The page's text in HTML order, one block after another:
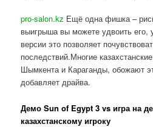
pro-salon.kz Ещё одна фишка –
выигрыша вы можете удвоить его,
версии это позволяет
последствий.Многие
Шымкента и Караганды, обожают
добавляет драйва.
Демо Sun of Egypt 3 vs игра на
казахстанскому игроку